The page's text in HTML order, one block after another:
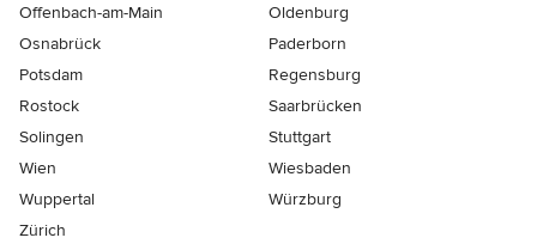
Offenbach-am-Main
Oldenburg
Osnabrück
Paderborn
Potsdam
Regensburg
Rostock
Saarbrücken
Solingen
Stuttgart
Wien
Wiesbaden
Wuppertal
Würzburg
Zürich